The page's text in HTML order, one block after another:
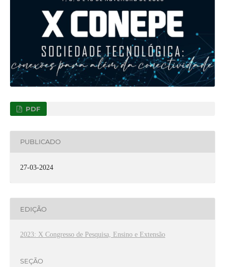
PDF
PUBLICADO
27-03-2024
EDIÇÃO
2023: X Congresso de Pesquisa, Ensino e Extensão
SEÇÃO